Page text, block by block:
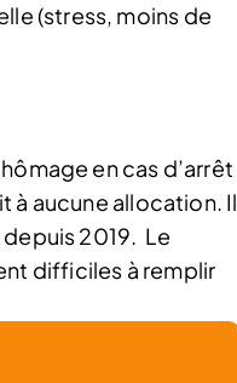
(stress, moins de
en cas d’arrêt
à aucune allocation. Il
depuis 2019. Le
difficiles à remplir